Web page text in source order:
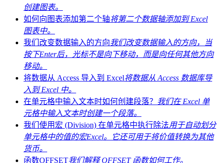
创建图表。
如何向图表添加第二个轴将第二个数据轴添加到 Excel
图表中。
我们改变数据输入的方向我们改变数据输入的方向，当
按下Enter后，光标不是向下移动，而是向任何其他方向
移动。
将数据从 Access 导入到 Excel将数据从 Access 数据库导
入到 Excel 中。
在单元格中输入文本时如何创建段落？ 我们在 Excel 单
元格中输入文本时创建一个段落。
我们使用宏 (Division) 在单元格中执行除法用于自动划分
单元格中的值的宏Excel。它还可用于将价值转换为其他
货币。
函数OFFSET我们解释 OFFSET 函数如何工作。